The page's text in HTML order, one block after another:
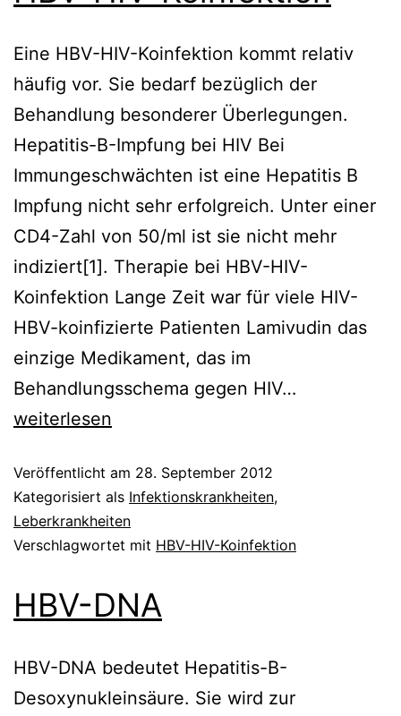
Eine HBV-HIV-Koinfektion kommt relativ
häufig vor. Sie bedarf bezüglich der
Behandlung besonderer Überlegungen.
Hepatitis-B-Impfung bei HIV Bei
Immungeschwächten ist eine Hepatitis B
Impfung nicht sehr erfolgreich. Unter einer
CD4-Zahl von 50/ml ist sie nicht mehr
indiziert[1]. Therapie bei HBV-HIV-
Koinfektion Lange Zeit war für viele HIV-
HBV-koinfizierte Patienten Lamivudin das
einzige Medikament, das im
Behandlungsschema gegen HIV…
weiterlesen
Veröffentlicht am 28. September 2012
Kategorisiert als Infektionskrankheiten,
Leberkrankheiten
Verschlagwortet mit HBV-HIV-Koinfektion
HBV-DNA
HBV-DNA bedeutet Hepatitis-B-
Desoxynukleinsäure. Sie wird zur